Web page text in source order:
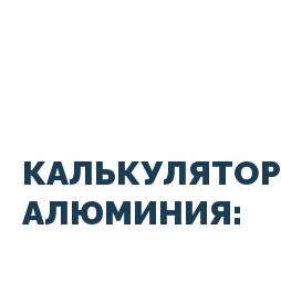
КАЛЬКУЛЯТОР
АЛЮМИНИЯ: